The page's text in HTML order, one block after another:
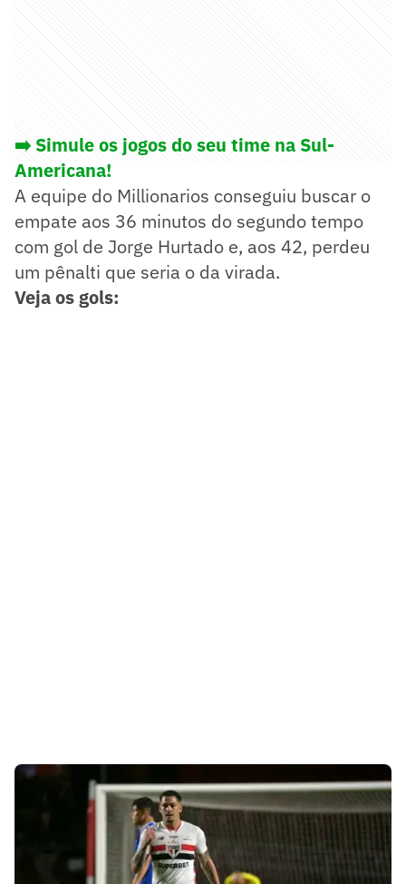
➡️ Simule os jogos do seu time na Sul-
Americana!
A equipe do Millionarios conseguiu buscar o
empate aos 36 minutos do segundo tempo
com gol de Jorge Hurtado e, aos 42, perdeu
um pênalti que seria o da virada.
Veja os gols: